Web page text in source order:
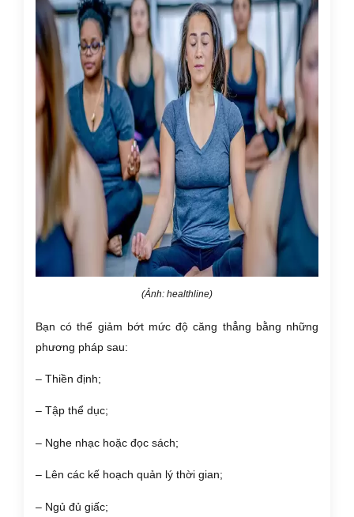
(Ảnh: healthline)
Bạn có thể giảm bớt mức độ căng thẳng bằng những
phương pháp sau:
– Thiền định;
– Tập thể dục;
– Nghe nhạc hoặc đọc sách;
– Lên các kế hoạch quản lý thời gian;
– Ngủ đủ giấc;